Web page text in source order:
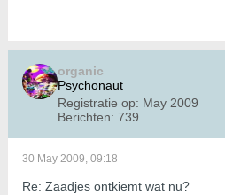
organic
Psychonaut
Registratie op: May 2009
Berichten: 739
30 May 2009, 09:18
Re: Zaadjes ontkiemt wat nu?